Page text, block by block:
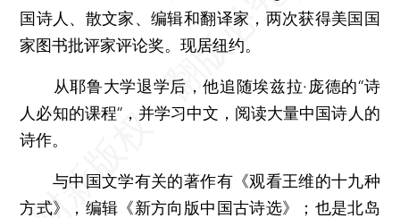
国诗人、散文家、编辑和翻译家，两次获得美国国
家图书批评家评论奖。现居纽约。
从耶鲁大学退学后，他追随埃兹拉·庞德的“诗
人必知的课程”，并学习中文，阅读大量中国诗人的
诗作。
与中国文学有关的著作有《观看王维的十九种
方式》，编辑《新方向版中国古诗选》；也是北岛